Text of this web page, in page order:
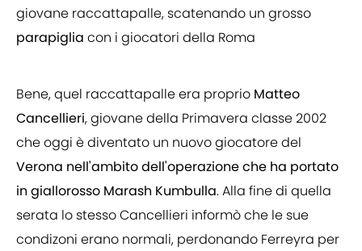
giovane raccattapalle, scatenando un grosso
parapiglia con i giocatori della Roma
Bene, quel raccattapalle era proprio Matteo
Cancellieri, giovane della Primavera classe 2002
che oggi è diventato un nuovo giocatore del
Verona nell'ambito dell'operazione che ha portato
in giallorosso Marash Kumbulla. Alla fine di quella
serata lo stesso Cancellieri informò che le sue
condizoni erano normali, perdonando Ferreyra per